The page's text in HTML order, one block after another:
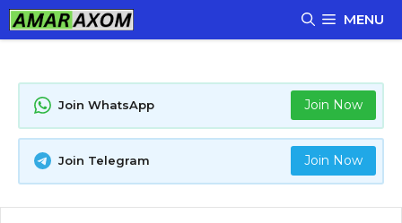
Skip
to
MENU
Join WhatsApp Join Now
Join Telegram Join Now